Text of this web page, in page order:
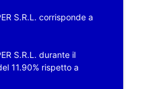
S.R.L. corrisponde a
S.R.L. durante il
11.90% rispetto a